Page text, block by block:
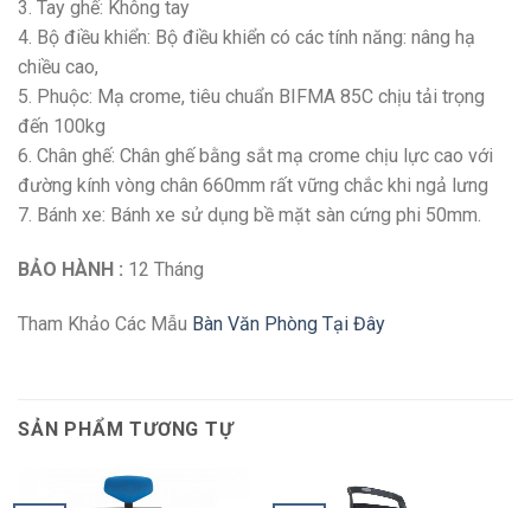
3. Tay ghế: Không tay
4. Bộ điều khiển: Bộ điều khiển có các tính năng: nâng hạ
chiều cao,
5. Phuộc: Mạ crome, tiêu chuẩn BIFMA 85C chịu tải trọng
đến 100kg
6. Chân ghế: Chân ghế bằng sắt mạ crome chịu lực cao với
đường kính vòng chân 660mm rất vững chắc khi ngả lưng
7. Bánh xe: Bánh xe sử dụng bề mặt sàn cứng phi 50mm.
BẢO HÀNH : 12 Tháng
Tham Khảo Các Mẫu Bàn Văn Phòng Tại Đây
SẢN PHẨM TƯƠNG TỰ